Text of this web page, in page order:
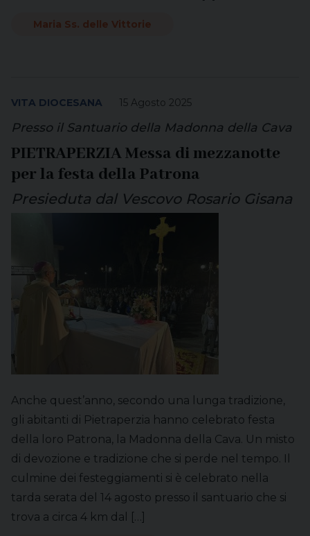
Maria Ss. delle Vittorie
15 Agosto 2025
VITA DIOCESANA
Presso il Santuario della Madonna della Cava
PIETRAPERZIA Messa di mezzanotte
per la festa della Patrona
Presieduta dal Vescovo Rosario Gisana
Anche quest’anno, secondo una lunga tradizione,
gli abitanti di Pietraperzia hanno celebrato festa
della loro Patrona, la Madonna della Cava. Un misto
di devozione e tradizione che si perde nel tempo. Il
culmine dei festeggiamenti si è celebrato nella
tarda serata del 14 agosto presso il santuario che si
trova a circa 4 km dal […]